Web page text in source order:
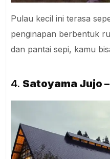
Pulau kecil ini terasa
penginapan berbentuk
dan pantai sepi, kamu
4. Satoyama Jujo